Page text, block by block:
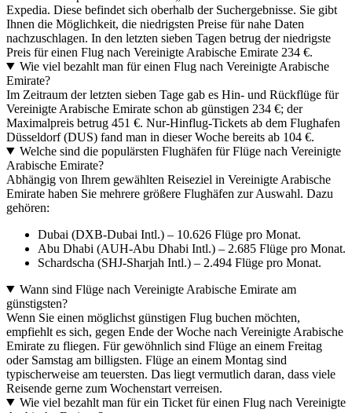
Expedia. Diese befindet sich oberhalb der Suchergebnisse. Sie gibt
Ihnen die Möglichkeit, die niedrigsten Preise für nahe Daten
nachzuschlagen. In den letzten sieben Tagen betrug der niedrigste
Preis für einen Flug nach Vereinigte Arabische Emirate 234 €.
Wie viel bezahlt man für einen Flug nach Vereinigte Arabische
Emirate?
Im Zeitraum der letzten sieben Tage gab es Hin- und Rückflüge für
Vereinigte Arabische Emirate schon ab günstigen 234 €; der
Maximalpreis betrug 451 €. Nur-Hinflug-Tickets ab dem Flughafen
Düsseldorf (DUS) fand man in dieser Woche bereits ab 104 €.
Welche sind die populärsten Flughäfen für Flüge nach Vereinigte
Arabische Emirate?
Abhängig von Ihrem gewählten Reiseziel in Vereinigte Arabische
Emirate haben Sie mehrere größere Flughäfen zur Auswahl. Dazu
gehören:
Dubai (DXB-Dubai Intl.) – 10.626 Flüge pro Monat.
Abu Dhabi (AUH-Abu Dhabi Intl.) – 2.685 Flüge pro Monat.
Schardscha (SHJ-Sharjah Intl.) – 2.494 Flüge pro Monat.
Wann sind Flüge nach Vereinigte Arabische Emirate am
günstigsten?
Wenn Sie einen möglichst günstigen Flug buchen möchten,
empfiehlt es sich, gegen Ende der Woche nach Vereinigte Arabische
Emirate zu fliegen. Für gewöhnlich sind Flüge an einem Freitag
oder Samstag am billigsten. Flüge an einem Montag sind
typischerweise am teuersten. Das liegt vermutlich daran, dass viele
Reisende gerne zum Wochenstart verreisen.
Wie viel bezahlt man für ein Ticket für einen Flug nach Vereinigte